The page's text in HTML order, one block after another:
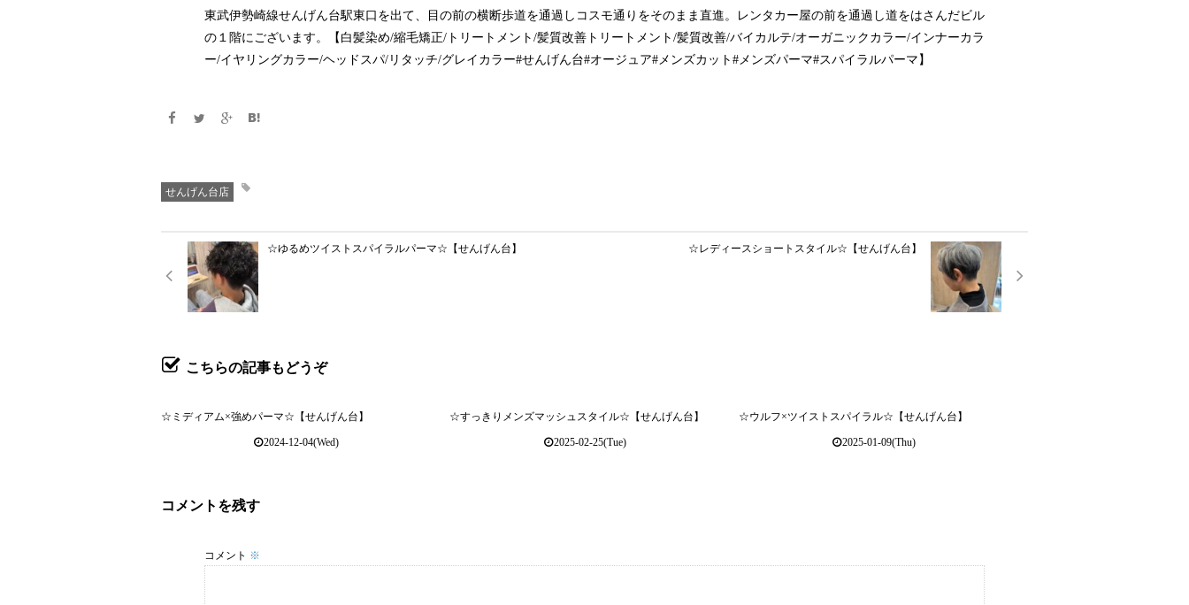
東武伊勢崎線せんげん台駅東口を出て、目の前の横断歩道を通過しコスモ通りをそのまま直進。レンタカー屋の前を通過し道をはさんだビル
の１階にございます。【白髪染め/縮毛矯正/トリートメント/髪質改善トリートメント/髪質改善/バイカルテ/オーガニックカラー/インナーカラ
ー/イヤリングカラー/ヘッドスパ/リタッチ/グレイカラー#せんげん台#オージュア#メンズカット#メンズパーマ#スパイラルパーマ】
せんげん台店
☆ゆるめツイストスパイラルパーマ☆【せんげん台】 ☆レディースショートスタイル☆【せんげん台】
こちらの記事もどうぞ
☆ミディアム×強めパーマ☆【せんげん台】
2024-12-04(Wed)
☆すっきりメンズマッシュスタイル☆【せんげん台】
2025-02-25(Tue)
☆ウルフ×ツイストスパイラル☆【せんげん台】
2025-01-09(Thu)
コメントを残す
コメント ※